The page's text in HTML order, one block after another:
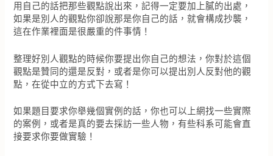
用自己的話把那些觀點說出來，記得一定要加上膩的出處，
如果是別人的觀點你卻說那是你自己的話，就會構成抄襲，
這在作業裡面是很嚴重的件事情！
整理好別人觀點的時候你要提出你自己的想法，你對於這個
觀點是贊同的還是反對，或者是你可以提出別人反對他的觀
點，在從中立的方式下去寫！
如果題目要求你舉幾個實例的話，你也可以上網找一些實際
的案例，或者是真的要去採訪一些人物，有些科系可能會直
接要求你要做實驗！